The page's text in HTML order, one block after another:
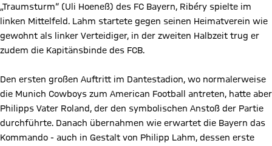
„Traumsturm“ (Uli Hoeneß) des FC Bayern, Ribéry spielte im
linken Mittelfeld. Lahm startete gegen seinen Heimatverein wie
gewohnt als linker Verteidiger, in der zweiten Halbzeit trug er
zudem die Kapitänsbinde des FCB.
Den ersten großen Auftritt im Dantestadion, wo normalerweise
die Munich Cowboys zum American Football antreten, hatte aber
Philipps Vater Roland, der den symbolischen Anstoß der Partie
durchführte. Danach übernahmen wie erwartet die Bayern das
Kommando - auch in Gestalt von Philipp Lahm, dessen erste